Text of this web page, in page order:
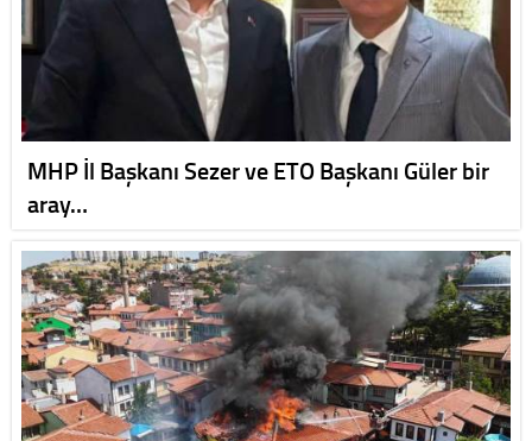
MHP İl Başkanı Sezer ve ETO Başkanı Güler bir
aray…